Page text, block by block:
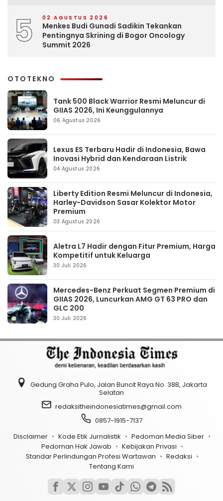
5 02 AGUSTUS 2026
Menkes Budi Gunadi Sadikin Tekankan
Pentingnya Skrining di Bogor Oncology
Summit 2026
OTOTEKNO
Tank 500 Black Warrior Resmi Meluncur di
GIIAS 2026, Ini Keunggulannya
06 Agustus 2026
Lexus ES Terbaru Hadir di Indonesia, Bawa
Inovasi Hybrid dan Kendaraan Listrik
04 Agustus 2026
Liberty Edition Resmi Meluncur di Indonesia,
Harley-Davidson Sasar Kolektor Motor
Premium
03 Agustus 2026
Aletra L7 Hadir dengan Fitur Premium, Harga
Kompetitif untuk Keluarga
30 Juli 2026
Mercedes-Benz Perkuat Segmen Premium di
GIIAS 2026, Luncurkan AMG GT 63 PRO dan
GLC 200
30 Juli 2026
Gedung Graha Pulo, Jalan Buncit Raya No. 38B, Jakarta
Selatan
redaksitheindonesiatimes@gmail.com
0857-1915-7137
Disclaimer
Kode Etik Jurnalistik
Pedoman Media Siber
Pedoman Hak Jawab
Kebijakan Privasi
Standar Perlindungan Profesi Wartawan
Redaksi
Tentang Kami